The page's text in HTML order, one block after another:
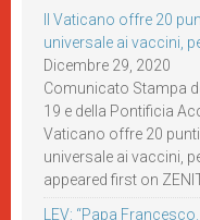
Il Vaticano offre 20
universale ai vaccini,
Dicembre 29, 2020
Comunicato Stampa
19 e della Pontificia
Vaticano offre 20
universale ai vaccini,
appeared first on
LEV: “Papa